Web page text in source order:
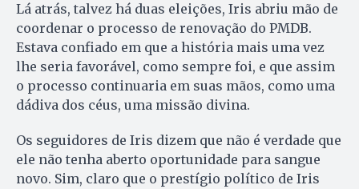
Lá atrás, talvez há duas eleições, Iris abriu mão de
coordenar o processo de renovação do PMDB.
Estava confiado em que a história mais uma vez
lhe seria favorável, como sempre foi, e que assim
o processo continuaria em suas mãos, como uma
dádiva dos céus, uma missão divina.
Os seguidores de Iris dizem que não é verdade que
ele não te­nha aberto oportunidade para san­gue
novo. Sim, claro que o pres­tígio político de Iris